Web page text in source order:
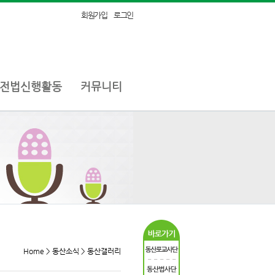
회원가입 로그인
전법신행활동 커뮤니티
Home > 동산소식 > 동산갤러리